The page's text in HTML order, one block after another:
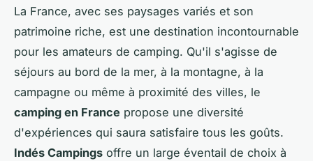
La France, avec ses paysages variés et son
patrimoine riche, est une destination incontournable
pour les amateurs de camping. Qu'il s'agisse de
séjours au bord de la mer, à la montagne, à la
campagne ou même à proximité des villes, le
camping en France propose une diversité
d'expériences qui saura satisfaire tous les goûts.
Indés Campings offre un large éventail de choix à